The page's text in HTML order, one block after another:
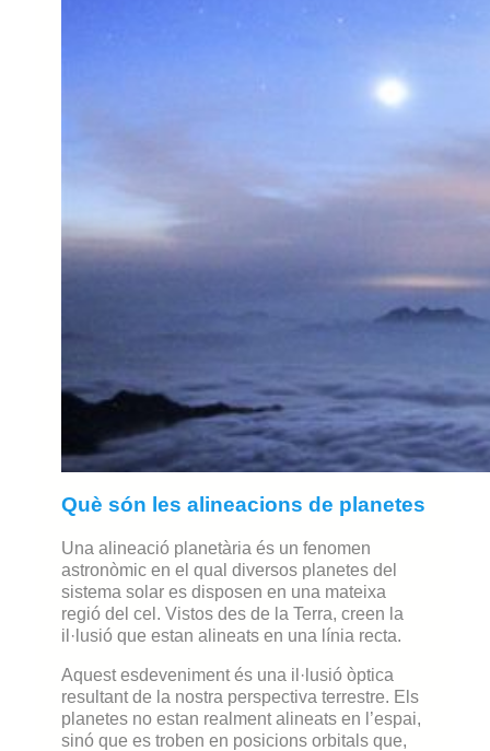
Què són les alineacions de planetes
Una alineació planetària és un fenomen
astronòmic en el qual diversos planetes del
sistema solar es disposen en una mateixa
regió del cel. Vistos des de la Terra, creen la
il·lusió que estan alineats en una línia recta.
Aquest esdeveniment és una il·lusió òptica
resultant de la nostra perspectiva terrestre. Els
planetes no estan realment alineats en l’espai,
sinó que es troben en posicions orbitals que,